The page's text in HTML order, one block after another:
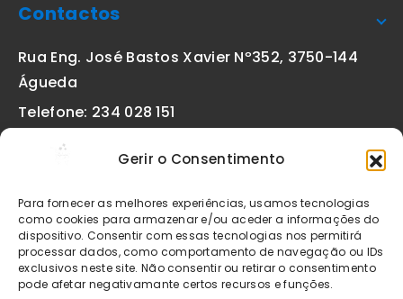
Gerir o Consentimento
Para fornecer as melhores experiências, usamos tecnologias
como cookies para armazenar e/ou aceder a informações do
dispositivo. Consentir com essas tecnologias nos permitirá
processar dados, como comportamento de navegação ou IDs
exclusivos neste site. Não consentir ou retirar o consentimento
pode afetar negativamante certos recursos e funções.
Contactos
Rua Eng. José Bastos Xavier Nº352, 3750-144
Águeda
Telefone: 234 028 151
geral@etiquetas-online.pt
Os preços indicados incluem IVA à taxa legal em vigor. Todos
os artigos apresentados no site encontram-se sujeitos à
disponibilidade de stock após confirmação da encomenda. As